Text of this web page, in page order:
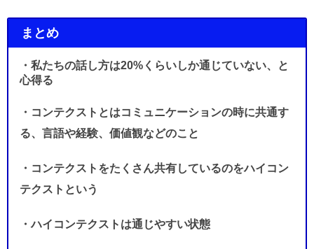
まとめ
・私たちの話し方は20%くらいしか通じていない、と
心得る
・コンテクストとはコミュニケーションの時に共通す
る、言語や経験、価値観などのこと
・コンテクストをたくさん共有しているのをハイコン
テクストという
・ハイコンテクストは通じやすい状態